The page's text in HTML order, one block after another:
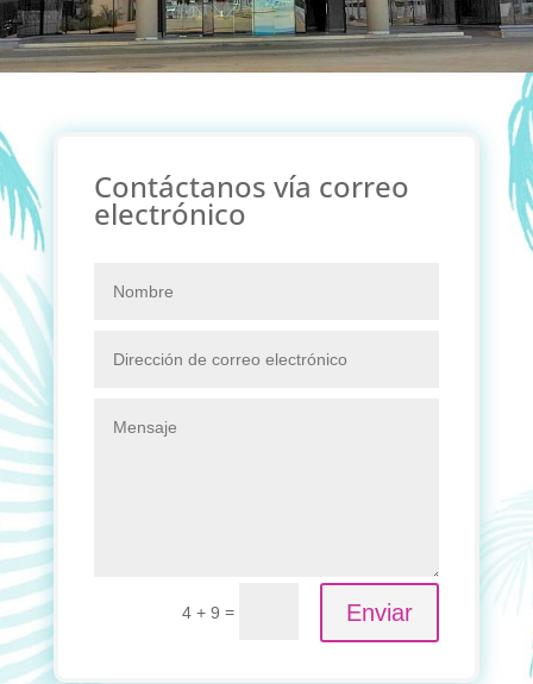
Contáctanos vía correo
electrónico
4 + 9 = Enviar